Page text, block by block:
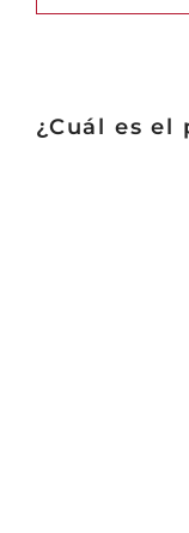
¿Cuál es el